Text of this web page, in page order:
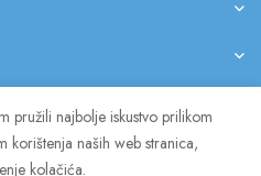
Sva prava pridržana.
pružili najbolje iskustvo prilikom
korištenja naših web stranica,
kolačića.